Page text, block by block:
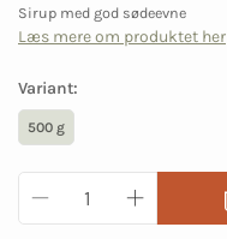
Sirup med god sødeevne
Læs mere om produktet her
Variant:
500 g